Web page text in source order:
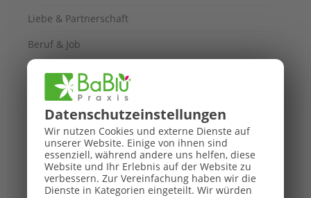
Datenschutz­einstellungen
Wir nutzen Cookies und externe Dienste auf
unserer Website. Einige von ihnen sind
essenziell, während andere uns helfen, diese
Website und Ihr Erlebnis auf der Website zu
verbessern. Zur Vereinfachung haben wir die
Dienste in Kategorien eingeteilt. Wir würden
Liebe & Partnerschaft
Beruf & Job
Gewichtsprobleme & Übergewicht
Haut & Narbenentstörung
Spiritualität & Persönlichkeitsentwicklung
Bachblüten für Tiere